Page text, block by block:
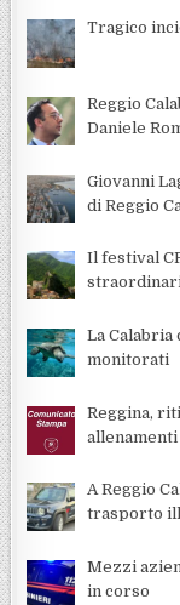
Tragico
Reggio
Daniele
Giovanni
di Reggio
Il festival
La Calabria
monitorati
Reggina,
allenamenti
A Reggio
trasporto
Mezzi
in corso